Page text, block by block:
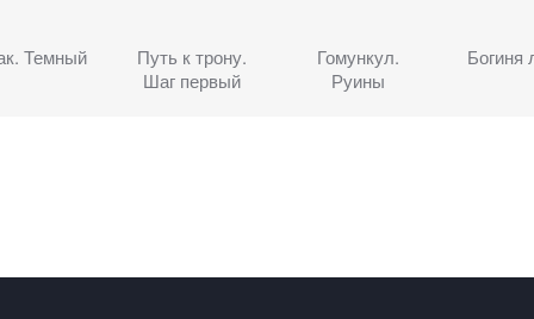
Темный
Путь к трону.
Шаг первый
Гомункул.
Руины
Богиня